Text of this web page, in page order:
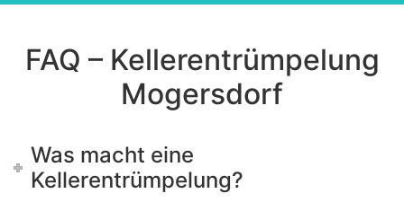
should
FAQ – Kellerentrümpelung
Mogersdorf
Was macht eine
Kellerentrümpelung?